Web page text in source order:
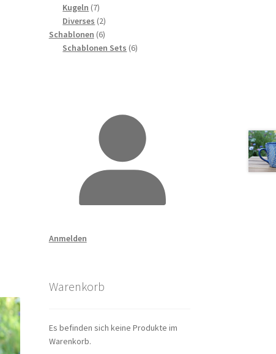
Produkte
Kugeln 77
Produkte
Diverses 22
Produkte
Schablonen 66
Produkte
Schablonen Sets 66
Anmelden
Warenkorb
Es befinden sich keine Produkte im
Warenkorb.